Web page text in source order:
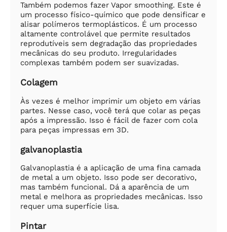
Também podemos fazer Vapor smoothing. Este é
um processo físico-químico que pode densificar e
alisar polímeros termoplásticos. É um processo
altamente controlável que permite resultados
reprodutíveis sem degradação das propriedades
mecânicas do seu produto. Irregularidades
complexas também podem ser suavizadas.
Colagem
Às vezes é melhor imprimir um objeto em várias
partes. Nesse caso, você terá que colar as peças
após a impressão. Isso é fácil de fazer com cola
para peças impressas em 3D.
galvanoplastia
Galvanoplastia é a aplicação de uma fina camada
de metal a um objeto. Isso pode ser decorativo,
mas também funcional. Dá a aparência de um
metal e melhora as propriedades mecânicas. Isso
requer uma superfície lisa.
Pintar